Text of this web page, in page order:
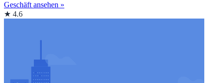
Geschäft ansehen »
★ 4.6